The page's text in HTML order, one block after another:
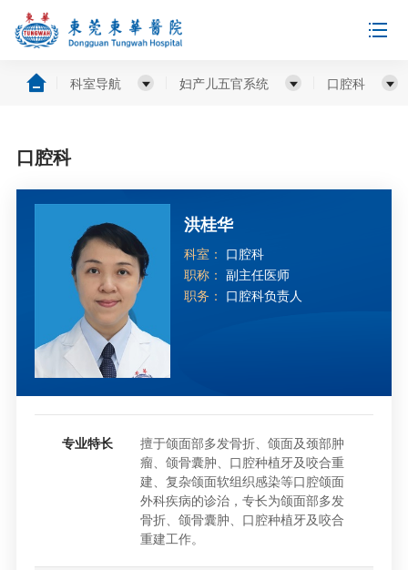
科室导航 妇产儿五官系统 口腔科
口腔科
洪桂华
科室： 口腔科
职称： 副主任医师
职务： 口腔科负责人
专业特长
擅于颌面部多发骨折、颌面及颈部肿
瘤、颌骨囊肿、口腔种植牙及咬合重
建、复杂颌面软组织感染等口腔颌面
外科疾病的诊治，专长为颌面部多发
骨折、颌骨囊肿、口腔种植牙及咬合
重建工作。